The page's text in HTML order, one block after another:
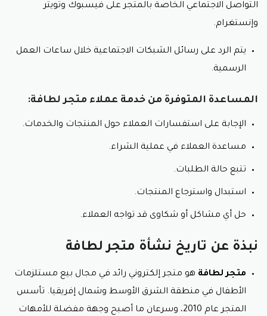
التواصل الاجتماعي الخاصة بالمتجر على فيسبوك وتويتر
وإنستغرام.
يتم الرد على رسائل الشبكات الاجتماعية خلال ساعات العمل
الرسمية.
المساعدة المتوفرة من خدمة عملاء متجر لطافة:
الإجابة على استفسارات العملاء حول المنتجات والخدمات.
مساعدة العملاء في عملية الشراء.
تتبع حالة الطلبات.
استبدال واسترجاع المنتجات.
حل أي مشاكل أو شكاوى قد تواجه العملاء.
نبذة عن تاريخ نشأة متجر لطافة
متجر لطافة هو متجر إلكتروني رائد في مجال بيع مستلزمات
الأطفال في منطقة الشرق الأوسط وشمال إفريقيا. تأسس
المتجر عام 2010، وسرعان ما أصبح وجهة مفضلة للأمهات